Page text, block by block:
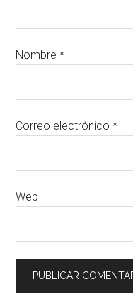
Nombre*
Correo electrónico*
Web